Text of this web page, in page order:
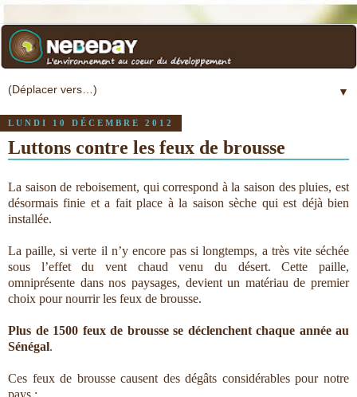
▼
LUNDI 10 DÉCEMBRE 2012
Luttons contre les feux de brousse
La saison de reboisement, qui correspond à la saison des pluies, est
désormais finie et a fait place à la saison sèche qui est déjà bien
installée.
La paille, si verte il n’y encore pas si longtemps, a très vite séchée
sous l’effet du vent chaud venu du désert. Cette paille,
omniprésente dans nos paysages, devient un matériau de premier
choix pour nourrir les feux de brousse.
Plus de 1500 feux de brousse se déclenchent chaque année au
Sénégal.
Ces feux de brousse causent des dégâts considérables pour notre
pays :